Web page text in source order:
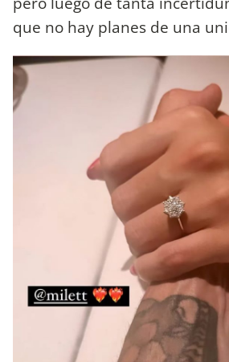
que no hay planes de una